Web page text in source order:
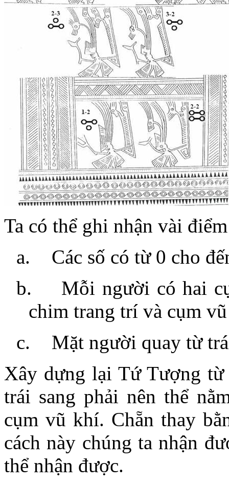
Ta có thể ghi nhận vài
a.
Các số có từ 0 cho
b.
Mỗi người có hai
chim trang trí và cụm
c.
Mặt người quay từ
Xây dựng lại Tứ Tượng
trái sang phải nên thể
cụm vũ khí. Chẵn thay
cách này chúng ta nhận
thể nhận được.